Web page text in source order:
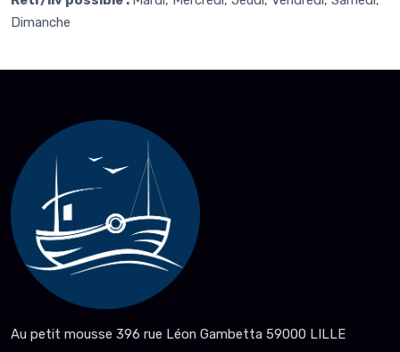
Dimanche
Au petit mousse 396 rue Léon Gambetta 59000 LILLE